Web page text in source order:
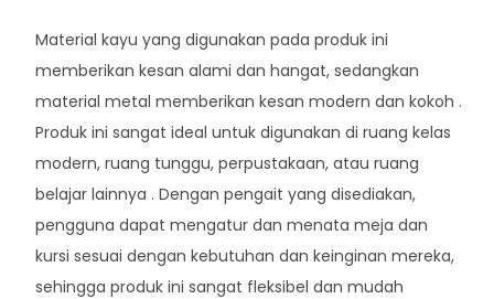
Material kayu yang digunakan pada produk ini
memberikan kesan alami dan hangat, sedangkan
material metal memberikan kesan modern dan kokoh .
Produk ini sangat ideal untuk digunakan di ruang kelas
modern, ruang tunggu, perpustakaan, atau ruang
belajar lainnya . Dengan pengait yang disediakan,
pengguna dapat mengatur dan menata meja dan
kursi sesuai dengan kebutuhan dan keinginan mereka,
sehingga produk ini sangat fleksibel dan mudah